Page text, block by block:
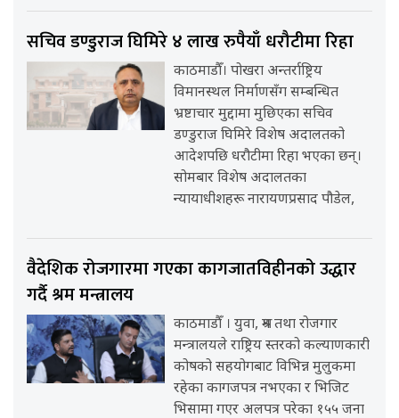
सचिव डण्डुराज घिमिरे ४ लाख रुपैयाँ धरौटीमा रिहा
काठमाडौँ। पोखरा अन्तर्राष्ट्रिय
विमानस्थल निर्माणसँग सम्बन्धित
भ्रष्टाचार मुद्दामा मुछिएका सचिव
डण्डुराज घिमिरे विशेष अदालतको
आदेशपछि धरौटीमा रिहा भएका छन्।
सोमबार विशेष अदालतका
न्यायाधीशहरू नारायणप्रसाद पौडेल,
वैदेशिक रोजगारमा गएका कागजातविहीनको उद्धार
गर्दै श्रम मन्त्रालय
काठमाडौँ । युवा, श्रम तथा रोजगार
मन्त्रालयले राष्ट्रिय स्तरको कल्याणकारी
कोषको सहयोगबाट विभिन्न मुलुकमा
रहेका कागजपत्र नभएका र भिजिट
भिसामा गएर अलपत्र परेका १५५ जना